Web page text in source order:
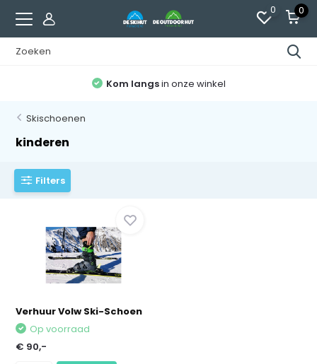
0 0
Kom langsin onze winkel
Skischoenen
kinderen
Filters
Verhuur Volw Ski-Schoen
Op voorraad
€ 90,-